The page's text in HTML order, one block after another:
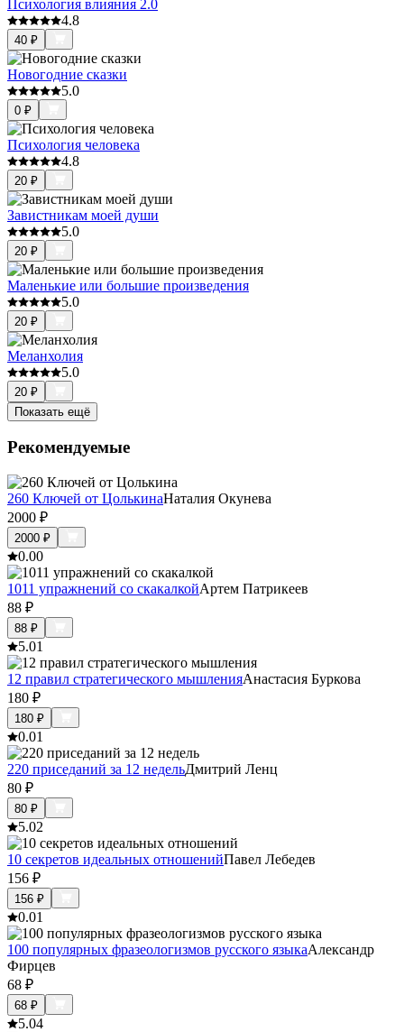
Психология влияния 2.0
4.8
40 ₽
Новогодние сказки
5.0
0 ₽
Психология человека
4.8
20 ₽
Завистникам моей души
5.0
20 ₽
Маленькие или большие произведения
5.0
20 ₽
Меланхолия
5.0
20 ₽
Показать ещё
Рекомендуемые
260 Ключей от ЦолькинаНаталия Окунева
2000 ₽
2000 ₽
0.00
1011 упражнений со скакалкойАртем Патрикеев
88 ₽
88 ₽
5.01
12 правил стратегического мышленияАнастасия Буркова
180 ₽
180 ₽
0.01
220 приседаний за 12 недельДмитрий Ленц
80 ₽
80 ₽
5.02
10 секретов идеальных отношенийПавел Лебедев
156 ₽
156 ₽
0.01
100 популярных фразеологизмов русского языкаАлександр
Фирцев
68 ₽
68 ₽
5.04